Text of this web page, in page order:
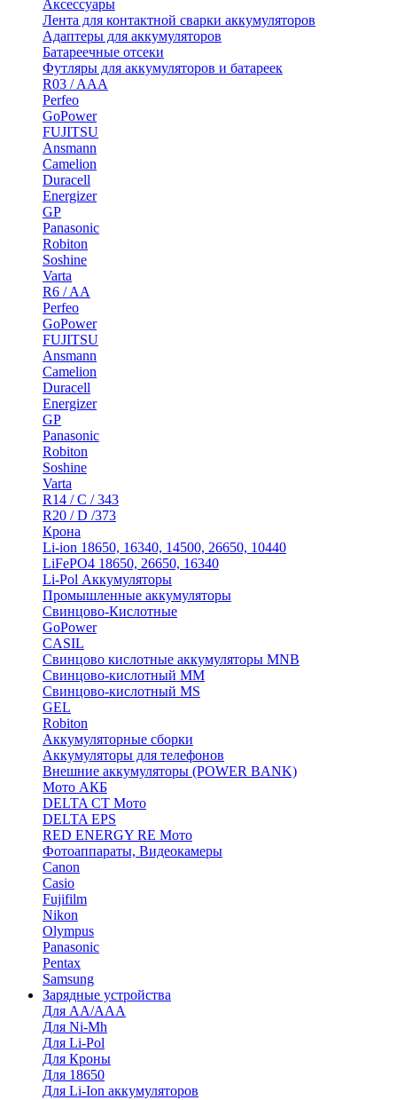
Аксессуары
Лента для контактной сварки аккумуляторов
Адаптеры для аккумуляторов
Батареечные отсеки
Футляры для аккумуляторов и батареек
R03 / AAA
Perfeo
GoPower
FUJITSU
Ansmann
Camelion
Duracell
Energizer
GP
Panasonic
Robiton
Soshine
Varta
R6 / AA
Perfeo
GoPower
FUJITSU
Ansmann
Camelion
Duracell
Energizer
GP
Panasonic
Robiton
Soshine
Varta
R14 / C / 343
R20 / D /373
Крона
Li-ion 18650, 16340, 14500, 26650, 10440
LiFePO4 18650, 26650, 16340
Li-Pol Аккумуляторы
Промышленные аккумуляторы
Свинцово-Кислотные
GoPower
CASIL
Свинцово кислотные аккумуляторы MNB
Cвинцово-кислотный MM
Cвинцово-кислотный MS
GEL
Robiton
Аккумуляторные сборки
Аккумуляторы для телефонов
Внешние аккумуляторы (POWER BANK)
Мото АКБ
DELTA CT Мото
DELTA EPS
RED ENERGY RE Мото
Фотоаппараты, Видеокамеры
Canon
Casio
Fujifilm
Nikon
Olympus
Panasonic
Pentax
Samsung
Зарядные устройства
Для AA/AAA
Для Ni-Mh
Для Li-Pol
Для Кроны
Для 18650
Для Li-Ion аккумуляторов